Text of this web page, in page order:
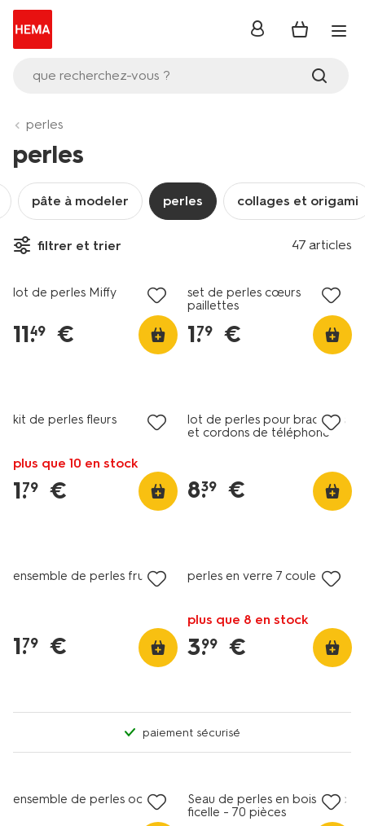
que recherchez-vous ?
se
perles
perles
pâte à modeler perles collages et origami
filtrer et trier 47 articles
nouveau
lot de perles Miffy
11.
49 €
set de perles cœurs
paillettes
1.
79 €
kit de perles fleurs
plus que 10 en stock
1.
79 €
lot de perles pour bracelets
et cordons de téléphone
8.
39 €
ensemble de perles fruit
1.
79 €
perles en verre 7 couleurs
plus que 8 en stock
3.
99 €
paiement sécurisé
ensemble de perles océan
Seau de perles en bois avec
ficelle - 70 pièces